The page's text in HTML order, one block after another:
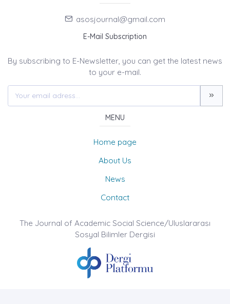
asosjournal@gmail.com
E-Mail Subscription
By subscribing to E-Newsletter, you can get the latest news
to your e-mail.
MENU
Home page
About Us
News
Contact
The Journal of Academic Social Science/Uluslararası
Sosyal Bilimler Dergisi